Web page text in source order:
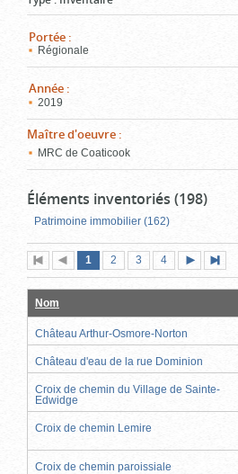
Portée :
Régionale
Année :
2019
Maître d'oeuvre :
MRC de Coaticook
Éléments inventoriés (198)
Patrimoine immobilier (162)
Première
page
Page
précédente
Page
1 (page
actuelle)
Page
2 Page
3 Page
4
suivante
page
Nom
Château Arthur-Osmore-Norton
Château d'eau de la rue Dominion
Croix de chemin du Village de Sainte-
Edwidge
Croix de chemin Lemire
Croix de chemin paroissiale